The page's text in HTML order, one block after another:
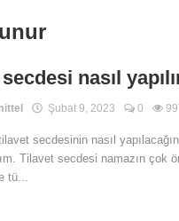
nasıl
Şubat 9, 2023 0
secdesinin nasıl
Tilavet secdesi namazın çok
tü...